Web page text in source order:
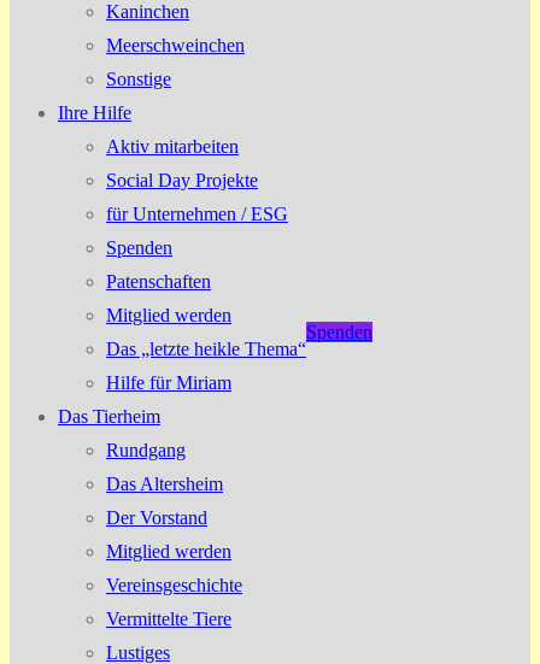
Kaninchen
Meerschweinchen
Sonstige
Ihre Hilfe
Aktiv mitarbeiten
Social Day Projekte
für Unternehmen / ESG
Spenden
Patenschaften
Mitglied werden
Das „letzte heikle Thema“
Hilfe für Miriam
Das Tierheim
Rundgang
Das Altersheim
Der Vorstand
Mitglied werden
Vereinsgeschichte
Vermittelte Tiere
Lustiges
Spenden